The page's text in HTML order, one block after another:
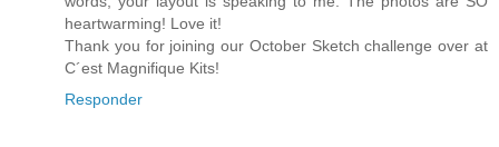
heartwarming! Love it!
Thank you for joining our October Sketch challenge over at
C´est Magnifique Kits!
Responder